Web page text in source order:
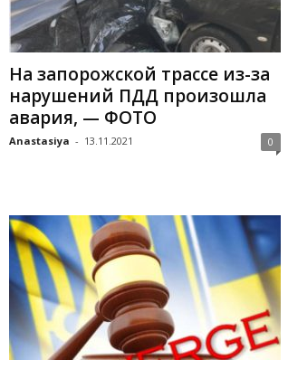
На запорожской трассе из-за
нарушений ПДД произошла
авария, — ФОТО
Anastasiya - 13.11.2021 0